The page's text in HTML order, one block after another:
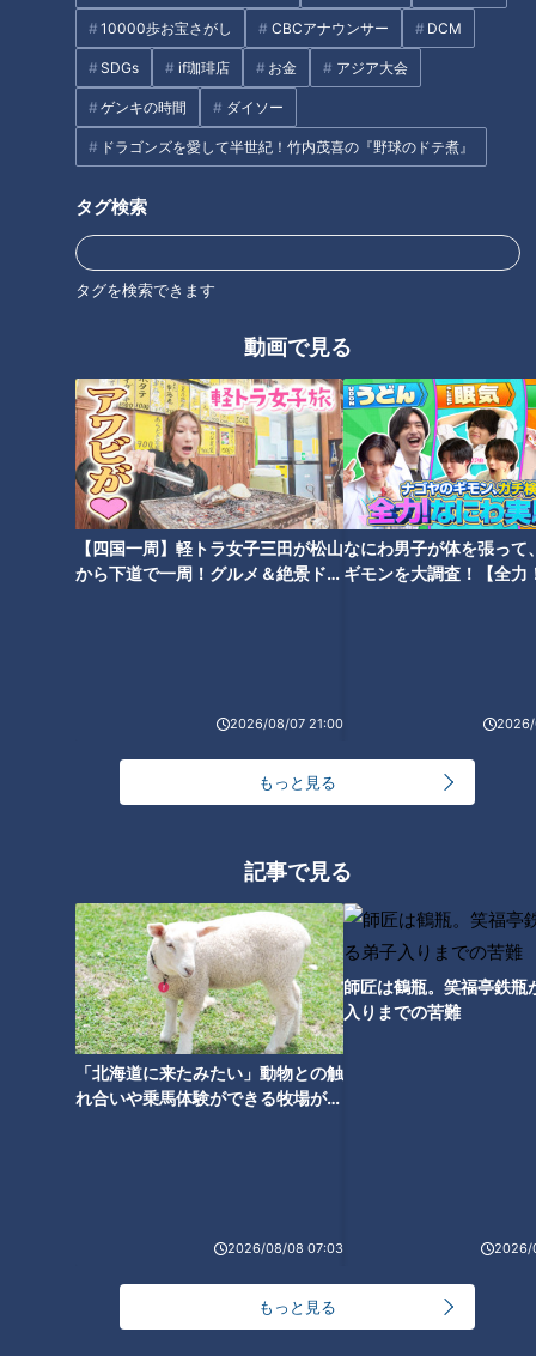
10000歩お宝さがし CBCアナウンサー DCM
SDGs if珈琲店 お金 アジア大会
ゲンキの時間 ダイソー
ドラゴンズを愛して半世紀！竹内茂喜の『野球のドテ煮』
タグ検索
タグを検索できます
動画で見る
【四国一周】軽トラ女子三田が松山
から下道で一周！グルメ＆絶景ドラ
2026/08/07 21:00
なにわ男子が体を張って
ギモンを大調査！【全力
2026/
もっと見る
記事で見る
「北海道に来たみたい」動物との触
れ合いや乗馬体験ができる牧場がオ
2026/08/08 07:03
師匠は鶴瓶。笑福亭鉄瓶
入りまでの苦難
2026/
もっと見る
「サンデードラゴンズ」よりライデル・マルティネス投手(C)CBCテレビ
「ライデルで負けたら仕方がない」―。そんな声が聞こえてく
ている。
Ｒ．マルティネス投手：神様に感謝したいね。今まで練習して
きた事ができているんじゃないのかな。
３月・４月は自身初となる月間ＭＶＰを受賞。１２試合に登板
して８セーブを挙げたのだが、特筆すべきは与四球０の数字で
いる。「９回の表 ライデル・マルティネスの攻撃」―。この
Ｒ．マルティネス投手：いや、マウンドに上がると、相手が全
だ。ファームで練習をしてきて、こんなに良くなるとは正直、
思わなかったよ。愛情を込めて教えてくださった投手コーチや
監督のことを誇りに思っている。
２年連続防御率０点台もチーム成績は…